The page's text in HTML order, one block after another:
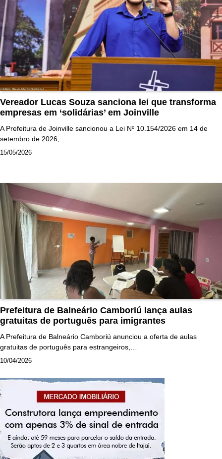
Vereador Lucas Souza sanciona lei que transforma
empresas em ‘solidárias’ em Joinville
A Prefeitura de Joinville sancionou a Lei Nº 10.154/2026 em 14 de
setembro de 2026,…
15/05/2026
Prefeitura de Balneário Camboriú lança aulas
gratuitas de português para imigrantes
A Prefeitura de Balneário Camboriú anunciou a oferta de aulas
gratuitas de português para estrangeiros,…
10/04/2026